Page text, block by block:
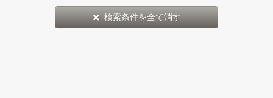
検索条件を全て消す